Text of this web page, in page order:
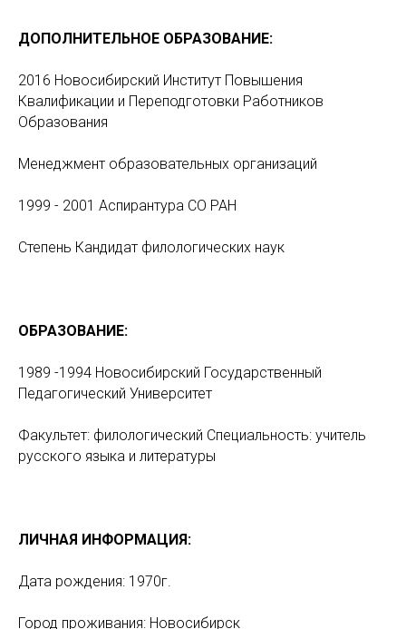
ДОПОЛНИТЕЛЬНОЕ ОБРАЗОВАНИЕ:
2016 Новосибирский Институт Повышения
Квалификации и Переподготовки Работников
Образования
Менеджмент образовательных организаций
1999 - 2001 Аспирантура СО РАН
Степень Кандидат филологических наук
ОБРАЗОВАНИЕ:
1989 -1994 Новосибирский Государственный
Педагогический Университет
Факультет: филологический Специальность: учитель
русского языка и литературы
ЛИЧНАЯ ИНФОРМАЦИЯ:
Дата рождения: 1970г.
Город проживания: Новосибирск